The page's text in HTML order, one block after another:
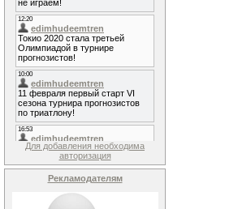
Для добавления необходима
авторизация
Рекламодателям